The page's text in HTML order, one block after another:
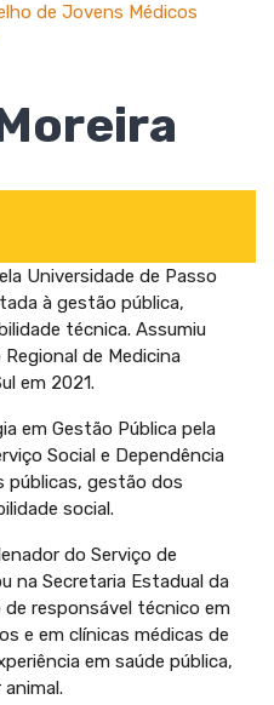
de Jovens Médicos
Universidade de Passo
à gestão pública,
técnica. Assumiu
de Medicina
em 2021.
em Gestão Pública pela
Social e Dependência
públicas, gestão dos
social.
do Serviço de
na Secretaria Estadual da
responsável técnico em
e em clínicas médicas de
em saúde pública,